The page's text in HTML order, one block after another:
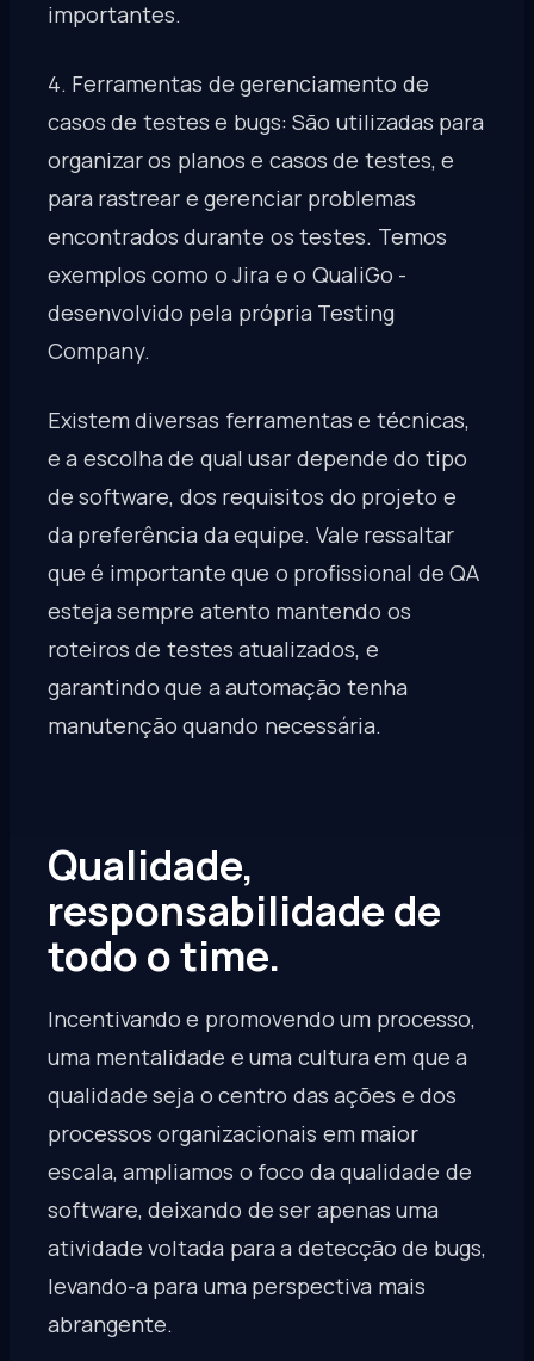
importantes.
4. Ferramentas de gerenciamento de
casos de testes e bugs: São utilizadas para
organizar os planos e casos de testes, e
para rastrear e gerenciar problemas
encontrados durante os testes. Temos
exemplos como o Jira e o QualiGo -
desenvolvido pela própria Testing
Company.
Existem diversas ferramentas e técnicas,
e a escolha de qual usar depende do tipo
de software, dos requisitos do projeto e
da preferência da equipe. Vale ressaltar
que é importante que o profissional de QA
esteja sempre atento mantendo os
roteiros de testes atualizados, e
garantindo que a automação tenha
manutenção quando necessária.
Qualidade,
responsabilidade de
todo o time.
Incentivando e promovendo um processo,
uma mentalidade e uma cultura em que a
qualidade seja o centro das ações e dos
processos organizacionais em maior
escala, ampliamos o foco da qualidade de
software, deixando de ser apenas uma
atividade voltada para a detecção de bugs,
levando-a para uma perspectiva mais
abrangente.